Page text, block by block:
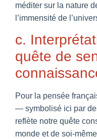
méditer sur la nature
l’immensité de
c.
quête de
Pour la pensée
— symbolisé ici par
reflète notre quête
monde et de soi-